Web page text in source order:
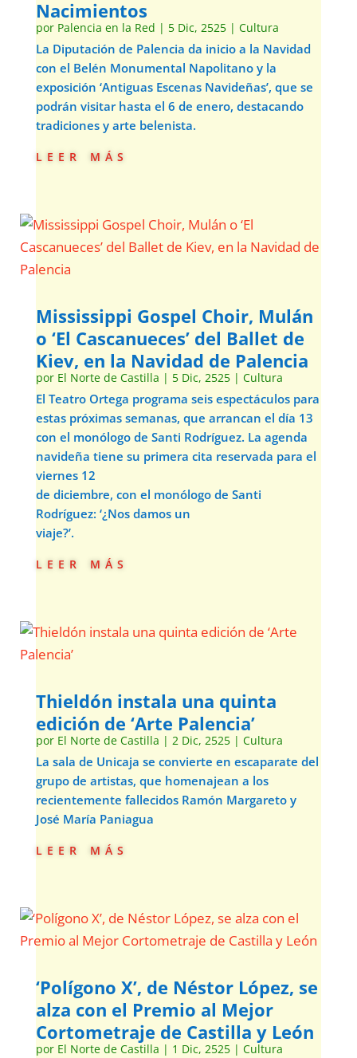
Nacimientos
por Palencia en la Red | 5 Dic, 2525| Cultura
La Diputación de Palencia da inicio a la Navidad
con el Belén Monumental Napolitano y la
exposición ‘Antiguas Escenas Navideñas’, que se
podrán visitar hasta el 6 de enero, destacando
tradiciones y arte belenista.
leer más
Mississippi Gospel Choir, Mulán
o ‘El Cascanueces’ del Ballet de
Kiev, en la Navidad de Palencia
por El Norte de Castilla | 5 Dic, 2525| Cultura
El Teatro Ortega programa seis espectáculos para
estas próximas semanas, que arrancan el día 13
con el monólogo de Santi Rodríguez. La agenda
navideña tiene su primera cita reservada para el
viernes 12
de diciembre, con el monólogo de Santi
Rodríguez: ‘¿Nos damos un
viaje?’.
leer más
Thieldón instala una quinta
edición de ‘Arte Palencia’
por El Norte de Castilla | 2 Dic, 2525| Cultura
La sala de Unicaja se convierte en escaparate del
grupo de artistas, que homenajean a los
recientemente fallecidos Ramón Margareto y
José María Paniagua
leer más
‘Polígono X’, de Néstor López, se
alza con el Premio al Mejor
Cortometraje de Castilla y León
por El Norte de Castilla | 1 Dic, 2525| Cultura